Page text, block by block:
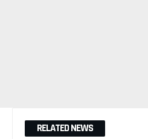
RELATED NEWS